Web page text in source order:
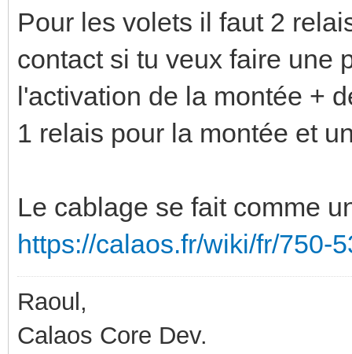
Pour les volets il faut 2
contact si tu veux faire une
l'activation de la montée +
1 relais pour la montée et
Le cablage se fait comme
https://calaos.fr/wiki/fr/750-
Raoul,
Calaos Core Dev.